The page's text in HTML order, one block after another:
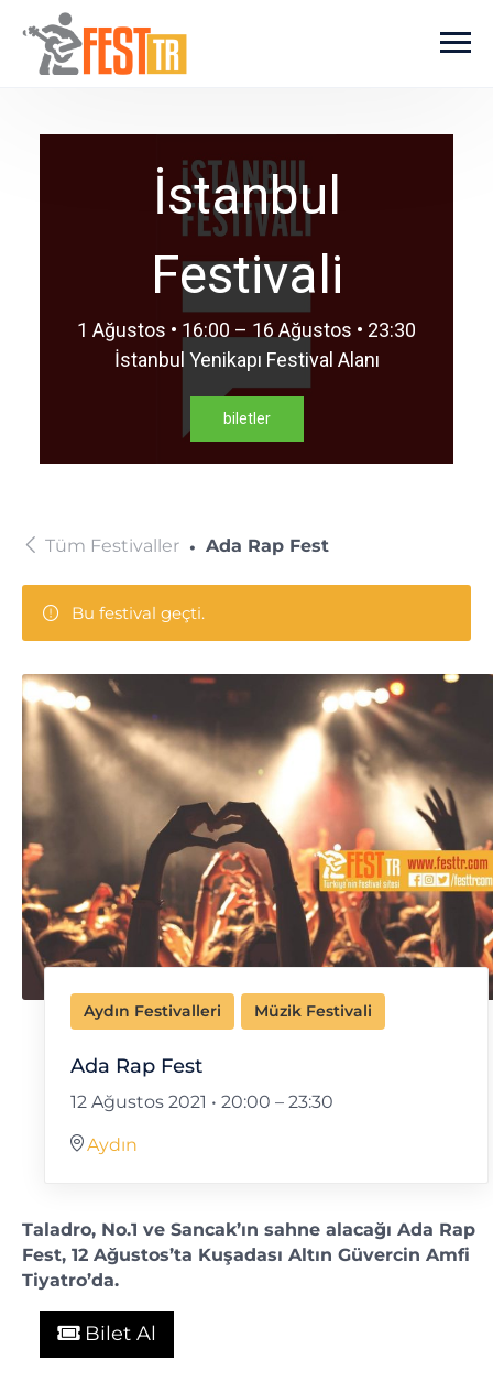
Ana içeriğe atla
İstanbul
Festivali
1 Ağustos • 16:00 – 16 Ağustos • 23:30
İstanbul Yenikapı Festival Alanı
biletler
Tüm Festivaller Ada Rap Fest
Bu festival geçti.
Aydın Festivalleri Müzik Festivali
Ada Rap Fest
12 Ağustos 2021 • 20:00 – 23:30
Aydın
Taladro, No.1 ve Sancak’ın sahne alacağı Ada Rap
Fest, 12 Ağustos’ta Kuşadası Altın Güvercin Amfi
Tiyatro’da.
Bilet Al